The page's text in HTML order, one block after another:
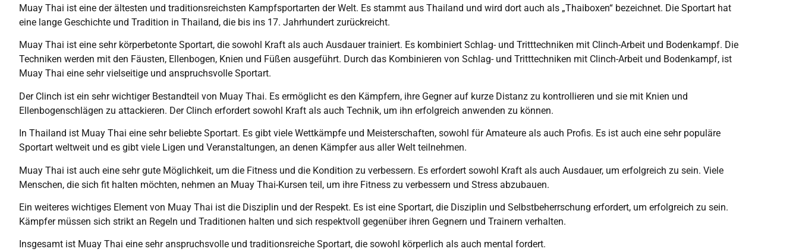
Muay Thai ist eine der ältesten und traditionsreichsten Kampfsportarten der Welt. Es stammt aus Thailand und wird dort auch als „Thaiboxen“ bezeichnet. Die Sportart hat
eine lange Geschichte und Tradition in Thailand, die bis ins 17. Jahrhundert zurückreicht.
Muay Thai ist eine sehr körperbetonte Sportart, die sowohl Kraft als auch Ausdauer trainiert. Es kombiniert Schlag- und Tritttechniken mit Clinch-Arbeit und Bodenkampf. Die
Techniken werden mit den Fäusten, Ellenbogen, Knien und Füßen ausgeführt. Durch das Kombinieren von Schlag- und Tritttechniken mit Clinch-Arbeit und Bodenkampf, ist
Muay Thai eine sehr vielseitige und anspruchsvolle Sportart.
Der Clinch ist ein sehr wichtiger Bestandteil von Muay Thai. Es ermöglicht es den Kämpfern, ihre Gegner auf kurze Distanz zu kontrollieren und sie mit Knien und
Ellenbogenschlägen zu attackieren. Der Clinch erfordert sowohl Kraft als auch Technik, um ihn erfolgreich anwenden zu können.
In Thailand ist Muay Thai eine sehr beliebte Sportart. Es gibt viele Wettkämpfe und Meisterschaften, sowohl für Amateure als auch Profis. Es ist auch eine sehr populäre
Sportart weltweit und es gibt viele Ligen und Veranstaltungen, an denen Kämpfer aus aller Welt teilnehmen.
Muay Thai ist auch eine sehr gute Möglichkeit, um die Fitness und die Kondition zu verbessern. Es erfordert sowohl Kraft als auch Ausdauer, um erfolgreich zu sein. Viele
Menschen, die sich fit halten möchten, nehmen an Muay Thai-Kursen teil, um ihre Fitness zu verbessern und Stress abzubauen.
Ein weiteres wichtiges Element von Muay Thai ist die Disziplin und der Respekt. Es ist eine Sportart, die Disziplin und Selbstbeherrschung erfordert, um erfolgreich zu sein.
Kämpfer müssen sich strikt an Regeln und Traditionen halten und sich respektvoll gegenüber ihren Gegnern und Trainern verhalten.
Insgesamt ist Muay Thai eine sehr anspruchsvolle und traditionsreiche Sportart, die sowohl körperlich als auch mental fordert.